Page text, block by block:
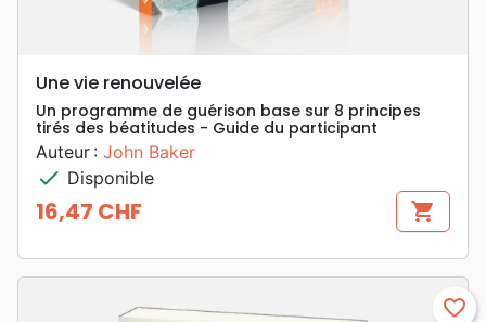
Une vie renouvelée
Un programme de guérison base sur 8 principes
tirés des béatitudes - Guide du participant
Auteur : John Baker
check Disponible
Prix
16,47 CHF shopping_cart
favorite_border